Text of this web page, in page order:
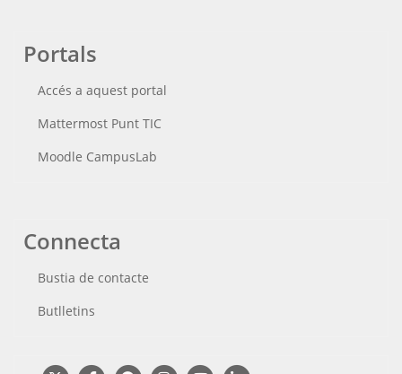
Portals
Accés a aquest portal
Mattermost Punt TIC
Moodle CampusLab
Connecta
Bustia de contacte
Butlletins